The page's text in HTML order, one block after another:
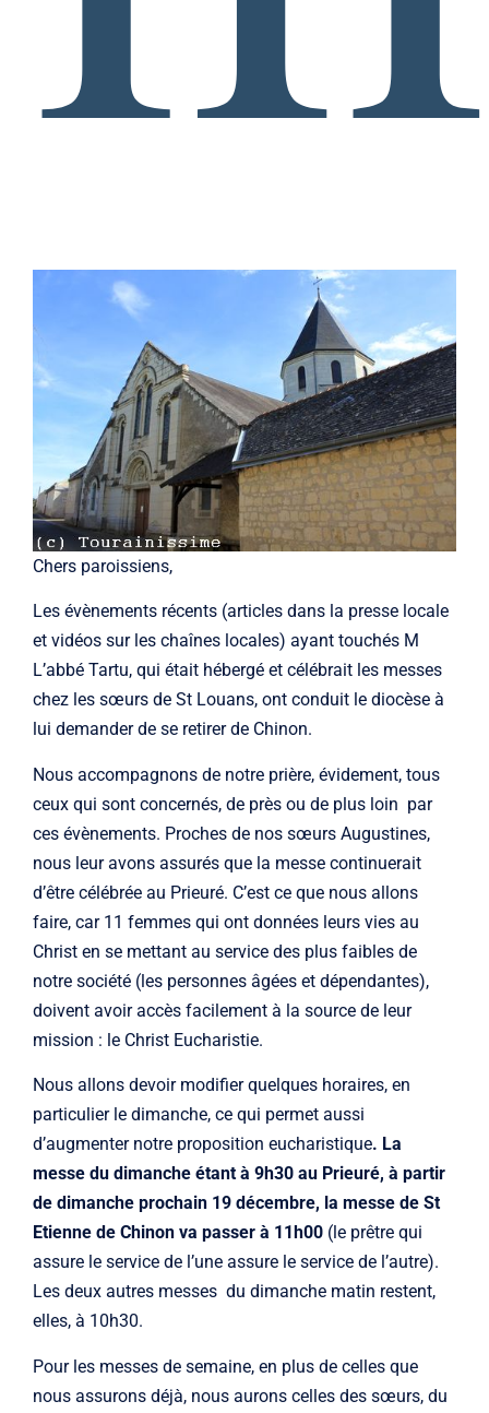
Chers paroissiens,
Les évènements récents (articles dans la presse locale
et vidéos sur les chaînes locales) ayant touchés M
L’abbé Tartu, qui était hébergé et célébrait les messes
chez les sœurs de St Louans, ont conduit le diocèse à
lui demander de se retirer de Chinon.
Nous accompagnons de notre prière, évidement, tous
ceux qui sont concernés, de près ou de plus loin par
ces évènements. Proches de nos sœurs Augustines,
nous leur avons assurés que la messe continuerait
d’être célébrée au Prieuré. C’est ce que nous allons
faire, car 11 femmes qui ont données leurs vies au
Christ en se mettant au service des plus faibles de
notre société (les personnes âgées et dépendantes),
doivent avoir accès facilement à la source de leur
mission : le Christ Eucharistie.
Nous allons devoir modifier quelques horaires, en
particulier le dimanche, ce qui permet aussi
d’augmenter notre proposition eucharistique. La
messe du dimanche étant à 9h30 au Prieuré, à partir
de dimanche prochain 19 décembre, la messe de St
Etienne de Chinon va passer à 11h00 (le prêtre qui
assure le service de l’une assure le service de l’autre).
Les deux autres messes du dimanche matin restent,
elles, à 10h30.
Pour les messes de semaine, en plus de celles que
nous assurons déjà, nous aurons celles des sœurs, du